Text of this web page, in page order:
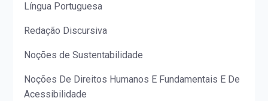
Língua Portuguesa
Redação Discursiva
Noções de Sustentabilidade
Noções De Direitos Humanos E Fundamentais E De
Acessibilidade